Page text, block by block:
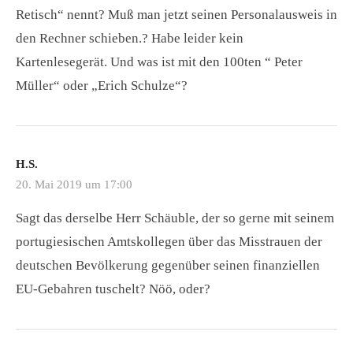
Retisch“ nennt? Muß man jetzt seinen Personalausweis in
den Rechner schieben.? Habe leider kein
Kartenlesegerät. Und was ist mit den 100ten “ Peter
Müller“ oder „Erich Schulze“?
H.S.
20. Mai 2019 um 17:00
Sagt das derselbe Herr Schäuble, der so gerne mit seinem
portugiesischen Amtskollegen über das Misstrauen der
deutschen Bevölkerung gegenüber seinen finanziellen
EU-Gebahren tuschelt? Nöö, oder?